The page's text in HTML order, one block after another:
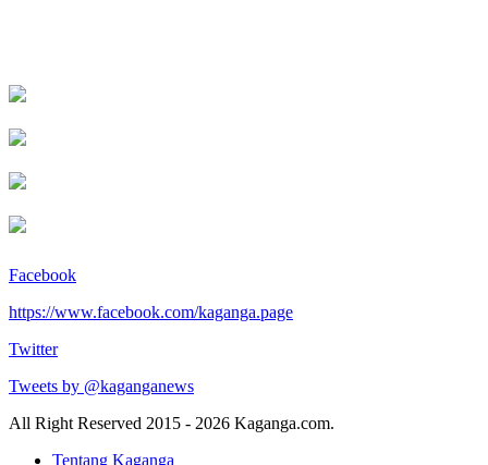
Facebook
https://www.facebook.com/kaganga.page
Twitter
Tweets by @kaganganews
All Right Reserved 2015 - 2026 Kaganga.com.
Tentang Kaganga